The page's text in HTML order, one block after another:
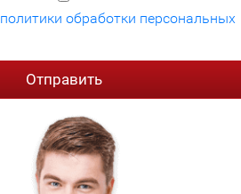
политики обработки персональных